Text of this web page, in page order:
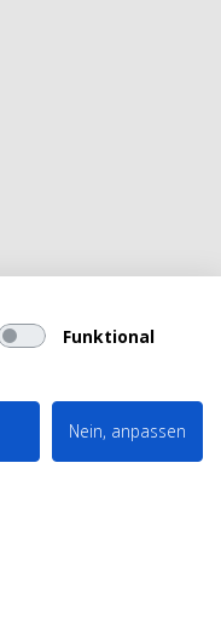
Funktional
Nein, anpassen